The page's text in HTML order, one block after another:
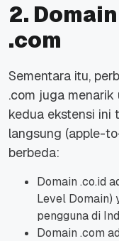
2.
.com
Sementara itu,
.com juga
kedua ekstensi ini
langsung (apple-
berbeda:
Domain .co.id
Level Domain)
pengguna di
Domain .com